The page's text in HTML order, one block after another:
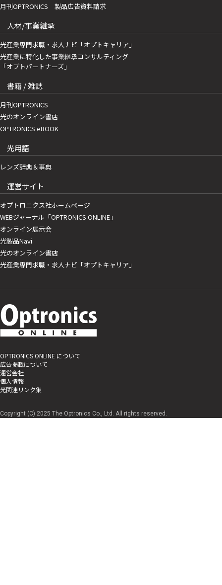
月刊OPTRONICS 製品広告資料請求
人材/事業継承
光産業専門求職・求人ナビ「オプトキャリア」
光産業に特化した事業継承コンサルティング
「オプトパートナーズ」
書籍 / 雑誌
月刊OPTRONICS
光のオンライン書店
OPTRONICS eBOOK
光用語
レンズ辞典＆事典
運営サイト
オプトロニクス社ホームページ
WEBジャーナル「OPTRONICS ONLINE」
オンライン展示会
光製品Navi
光のオンライン書店
光産業専門求職・求人ナビ「オプトキャリア」
OPTRONICS ONLINE について
広告掲載について
運営会社
個人情報
光関連リンク集
Copyright (C) 2025 The Optronics Co., Ltd. All rights reserved.